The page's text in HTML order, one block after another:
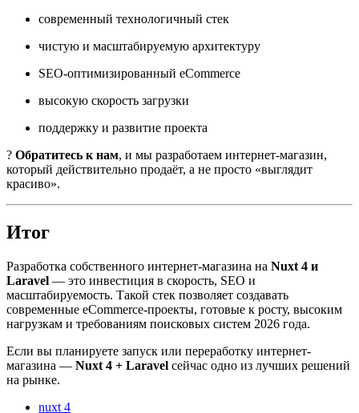
современный технологичный стек
чистую и масштабируемую архитектуру
SEO-оптимизированный eCommerce
высокую скорость загрузки
поддержку и развитие проекта
? Обратитесь к нам, и мы разработаем интернет-магазин,
который действительно продаёт, а не просто «выглядит
красиво».
Итог
Разработка собственного интернет-магазина на Nuxt 4 и
Laravel — это инвестиция в скорость, SEO и
масштабируемость. Такой стек позволяет создавать
современные eCommerce-проекты, готовые к росту, высоким
нагрузкам и требованиям поисковых систем 2026 года.
Если вы планируете запуск или переработку интернет-
магазина — Nuxt 4 + Laravel сейчас одно из лучших решений
на рынке.
nuxt 4